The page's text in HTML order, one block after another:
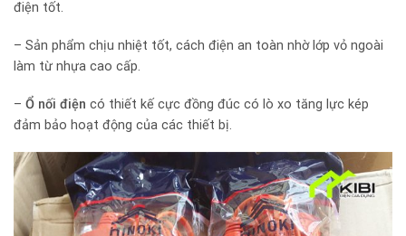
điện tốt.
– Sản phẩm chịu nhiệt tốt, cách điện an toàn nhờ lớp vỏ ngoài
làm từ nhựa cao cấp.
– Ổ nối điện có thiết kế cực đồng đúc có lò xo tăng lực kép
đảm bảo hoạt động của các thiết bị.